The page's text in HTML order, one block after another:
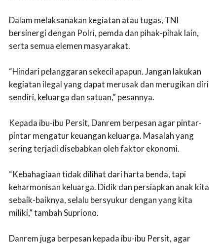
Dalam melaksanakan kegiatan atau tugas, TNI
bersinergi dengan Polri, pemda dan pihak-pihak lain,
serta semua elemen masyarakat.
“Hindari pelanggaran sekecil apapun. Jangan lakukan
kegiatan ilegal yang dapat merusak dan merugikan diri
sendiri, keluarga dan satuan,” pesannya.
Kepada ibu-ibu Persit, Danrem berpesan agar pintar-
pintar mengatur keuangan keluarga. Masalah yang
sering terjadi disebabkan oleh faktor ekonomi.
“Kebahagiaan tidak dilihat dari harta benda, tapi
keharmonisan keluarga. Didik dan persiapkan anak kita
sebaik-baiknya, selalu bersyukur dengan yang kita
miliki,” tambah Supriono.
Danrem juga berpesan kepada ibu-ibu Persit, agar